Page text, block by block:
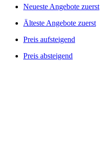
Neueste Angebote zuerst
Älteste Angebote zuerst
Preis aufsteigend
Preis absteigend